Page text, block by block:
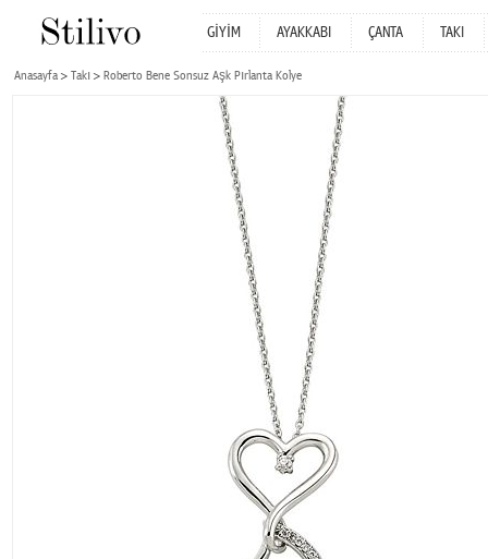
GİYİM AYAKKABI ÇANTA TAKI
Anasayfa Takı Roberto Bene Sonsuz Aşk Pırlanta Kolye